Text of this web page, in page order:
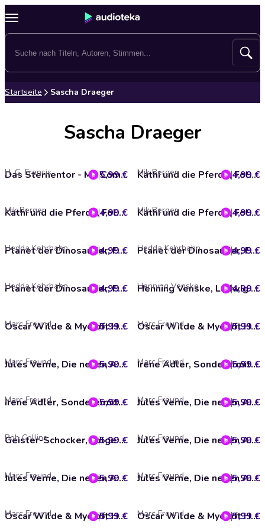
Startseite Sascha Draeger
Sascha Draeger
Das Sternentor - Mit Commander Perkins und Major Hoffmann, Folge 1: Der rote Nebel
H. G. Francis 5,99 € Kathi und die Pferde, Folge 3: Gewinnen und Verlieren
Mik Berger 4,99 €
Kathi und die Pferde, Folge 2: Überraschungen
Mik Berger 4,99 € Kathi und die Pferde, Folge 1: Frischer Wind
Mik Berger 4,99 €
Planet der Dinosaurier, Folge 3: Die List der wilden Saurier
Hedda Kehrhahn 4,99 € Planet der Dinosaurier, Folge 2: Besuch von den Sternen
Hedda Kehrhahn 4,99 €
Planet der Dinosaurier, Folge 1: SOS im Weltraum
Hedda Kehrhahn 4,99 € Henning Venske, Ludwig Puhlnase & Amanda Windelzwerg
Henning Venske 4,99 €
Oscar Wilde & Mycroft Holmes, Sonderermittler der Krone, Folge 33: Apocalypsis
Marc Freund 5,99 € Oscar Wilde & Mycroft Holmes, Sonderermittler der Krone, Folge 32: Im Reich des Feindes
Marc Freund 5,99 €
Jules Verne, Die neuen Abenteuer des Phileas Fogg, Folge 27: Der Fluch der Harpyie
Marc Freund 5,99 € Irene Adler, Sonderermittlerin der Krone, Folge 8: Sog des Verderbens
Marc Freund 5,99 €
Irene Adler, Sonderermittlerin der Krone, Folge 7: Tödliche Riffe
Marc Freund 5,99 € Jules Verne, Die neuen Abenteuer des Phileas Fogg, Folge 26: Die Küste der Skelette
Marc Freund 5,99 €
Geister-Schocker, Folge 99: Im Taumel des Irrsinns
Bob Collins 5,99 € Jules Verne, Die neuen Abenteuer des Phileas Fogg, Folge 32: Abrechnung
Marc Freund 5,99 €
Jules Verne, Die neuen Abenteuer des Phileas Fogg, Folge 31: Gefährliche Wiederkehr
Marc Freund 5,99 € Jules Verne, Die neuen Abenteuer des Phileas Fogg, Folge 30: Der Schatz der Verdammten
Marc Freund 5,99 €
Oscar Wilde & Mycroft Holmes, Sonderermittler der Krone, Folge 36: Am Ende der Zeit
Marc Freund 5,99 € Oscar Wilde & Mycroft Holmes, Sonderermittler der Krone, Folge 35: Zwielicht
Marc Freund 5,99 €